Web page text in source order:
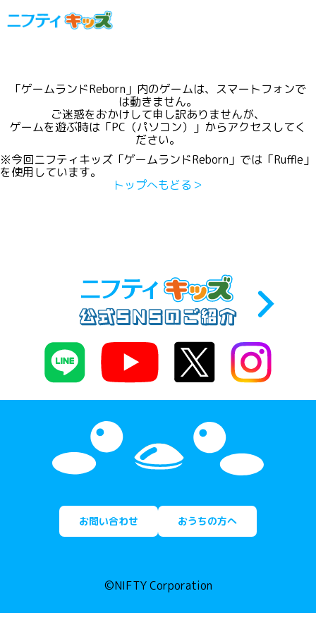
「ゲームランドReborn」内のゲームは、スマートフォンで
は動きません。
ご迷惑をおかけして申し訳ありませんが、
ゲームを遊ぶ時は「PC（パソコン）」からアクセスしてく
ださい。
※今回ニフティキッズ「ゲームランドReborn」では「Ruffle」
を使用しています。
トップへもどる＞
お問い合わせ おうちの方へ
©NIFTY Corporation